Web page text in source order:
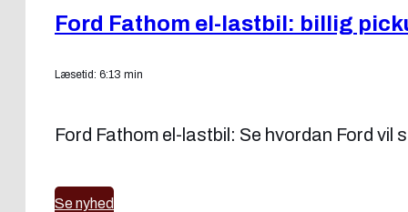
Ford Fathom el-lastbil: billig
Læsetid: 6:13 min
Ford Fathom el-lastbil: Se hvordan Ford vil
Se nyhed